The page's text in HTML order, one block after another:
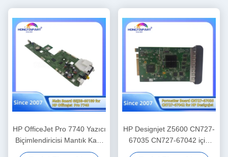
HP OfficeJet Pro 7740 Yazıcı
Biçimlendiricisi Mantık Kartı
yedek parçaları Ofis
HP Designjet Z5600 CN727-
67035 CN727-67042 için
Sabit Disk Sürücülü HDD